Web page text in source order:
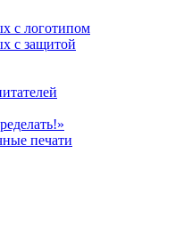
с логотипом
с защитой
печати